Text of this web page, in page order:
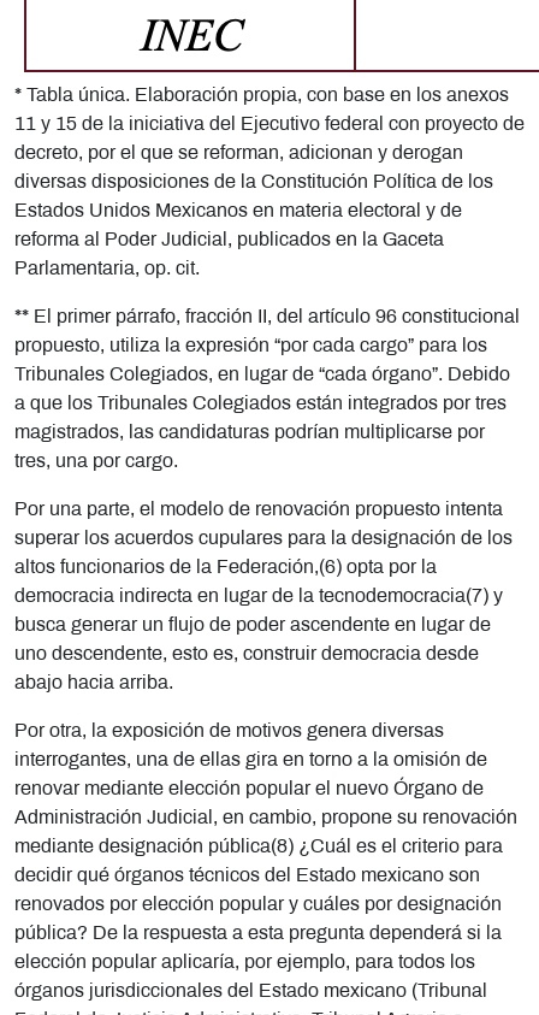
* Tabla única. Elaboración propia, con base en los anexos
11 y 15 de la iniciativa del Ejecutivo federal con proyecto de
decreto, por el que se reforman, adicionan y derogan
diversas disposiciones de la Constitución Política de los
Estados Unidos Mexicanos en materia electoral y de
reforma al Poder Judicial, publicados en la Gaceta
Parlamentaria, op. cit.
** El primer párrafo, fracción II, del artículo 96 constitucional
propuesto, utiliza la expresión “por cada cargo” para los
Tribunales Colegiados, en lugar de “cada órgano”. Debido
a que los Tribunales Colegiados están integrados por tres
magistrados, las candidaturas podrían multiplicarse por
tres, una por cargo.
Por una parte, el modelo de renovación propuesto intenta
superar los acuerdos cupulares para la designación de los
altos funcionarios de la Federación,(6) opta por la
democracia indirecta en lugar de la tecnodemocracia(7) y
busca generar un flujo de poder ascendente en lugar de
uno descendente, esto es, construir democracia desde
abajo hacia arriba.
Por otra, la exposición de motivos genera diversas
interrogantes, una de ellas gira en torno a la omisión de
renovar mediante elección popular el nuevo Órgano de
Administración Judicial, en cambio, propone su renovación
mediante designación pública(8) ¿Cuál es el criterio para
decidir qué órganos técnicos del Estado mexicano son
renovados por elección popular y cuáles por designación
pública? De la respuesta a esta pregunta dependerá si la
elección popular aplicaría, por ejemplo, para todos los
órganos jurisdiccionales del Estado mexicano (Tribunal